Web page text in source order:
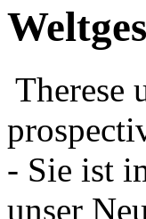
Therese
- Sie ist
unser